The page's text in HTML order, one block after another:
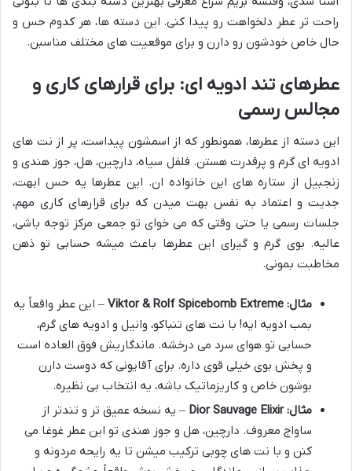
راحت تر عطر دلخواهت رو پیدا کنی. این دسته ها، هر کدوم حس و
حال خاص خودشون رو دارن و برای موقعیت های مختلف مناسبن.
عطرهای تند ادویه ای: برای قرارهای کاری و
مجالس رسمی
این دسته از عطرها، همونطور که از اسمشون پیداست، پر از نت های
ادویه ای گرم و پرقدرت هستن. فلفل سیاه، دارچین، هل، جوز هندی و
زنجبیل از ستاره های این خانواده ان. این عطرها یه حس ابهت،
جدیت و اعتماد به نفس بهت میدن که برای قرارهای کاری مهم،
جلسات رسمی یا حتی وقتی که می خوای تو جمعی مرکز توجه باشی،
عالیه. بوی گرم و گیرای این عطرها باعث میشه حسابی تو ذهن
مخاطبت بمونی.
مثال: Viktor & Rolf Spicebomb Extreme
– این عطر واقعاً یه
بمب ادویه ایه! با نت های تنباکو، وانیل و ادویه های گرم،
حسابی تو هوای سرد می درخشه. ماندگاریش فوق العاده است
و پخش بوی خیلی قوی داره. برای آقایونی که دوست دارن
بوشون خاص و کاریزماتیک باشه، یه انتخاب بی نظیره.
مثال: Dior Sauvage Elixir
– یه نسخه عمیق تر و تندتر از
ساواج معروف. دارچین، هل و جوز هندی تو این عطر غوغا می
کنن و با نت های چوبی ترکیب میشن تا یه رایحه مردونه و